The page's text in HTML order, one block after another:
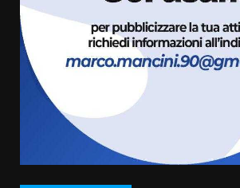
Fasanese ferito a
da fuoco
6 Agosto 2026 18:13
Serie D, l’Us
conferma di voler